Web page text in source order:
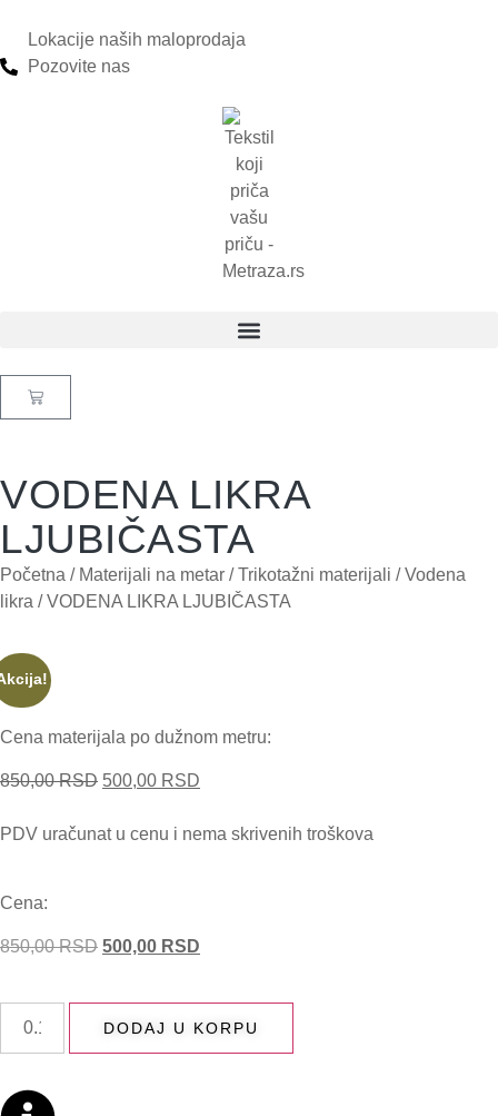
Lokacije naših maloprodaja
Pozovite nas
VODENA LIKRA
LJUBIČASTA
Početna / Materijali na metar /Trikotažni materijali /Vodena
likra / VODENA LIKRA LJUBIČASTA
Cena materijala po dužnom metru:
850,00RSD 500,00 RSD
PDV uračunat u cenu i nema skrivenih troškova
Cena:
850,00RSD 500,00 RSD
DODAJ U KORPU